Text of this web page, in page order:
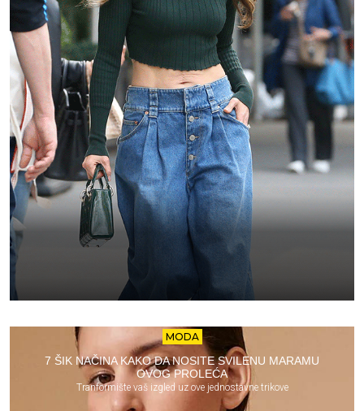
MODA
7 ŠIK NAČINA KAKO DA NOSITE SVILENU MARAMU
OVOG PROLEĆA
Tranformište vaš izgled uz ove jednostavne trikove